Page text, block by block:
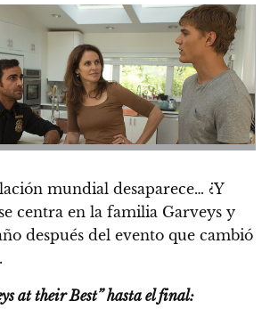
mundial desaparece… ¿Y
centra en la familia Garveys y
después del evento que cambió
at their Best” hasta el final: